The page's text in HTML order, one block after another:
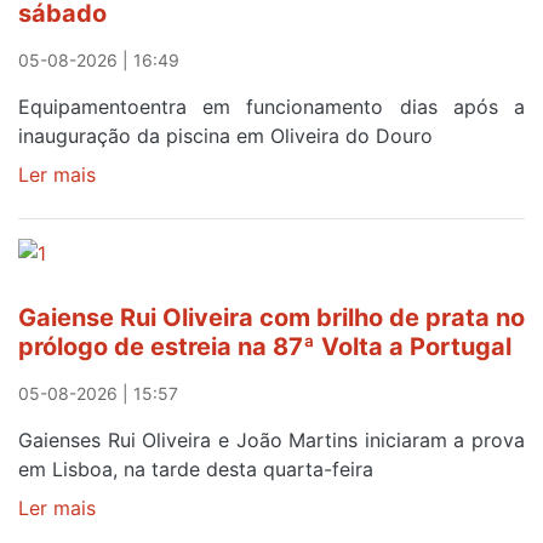
campanha
reforço
sábado
05-08-2026 | 16:49
Equipamentoentra em funcionamento dias após a
inauguração da piscina em Oliveira do Douro
Ler mais
Avintes
abre
este
sábado
Gaiense Rui Oliveira com brilho de prata no
prólogo de estreia na 87ª Volta a Portugal
05-08-2026 | 15:57
Gaienses Rui Oliveira e João Martins iniciaram a prova
em Lisboa, na tarde desta quarta-feira
Ler mais